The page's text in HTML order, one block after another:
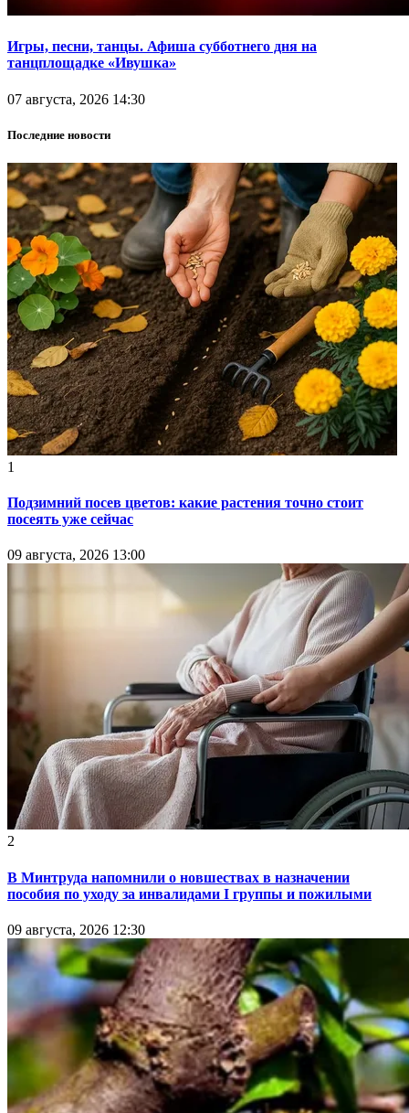
Игры, песни, танцы. Афиша субботнего дня на
танцплощадке «Ивушка»
07 августа, 2026 14:30
Последние новости
1
Подзимний посев цветов: какие растения точно стоит
посеять уже сейчас
09 августа, 2026 13:00
2
В Минтруда напомнили о новшествах в назначении
пособия по уходу за инвалидами I группы и пожилыми
09 августа, 2026 12:30